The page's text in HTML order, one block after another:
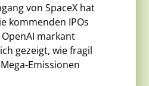
von SpaceX hat
kommenden IPOs
markant
gezeigt, wie fragil
Emissionen